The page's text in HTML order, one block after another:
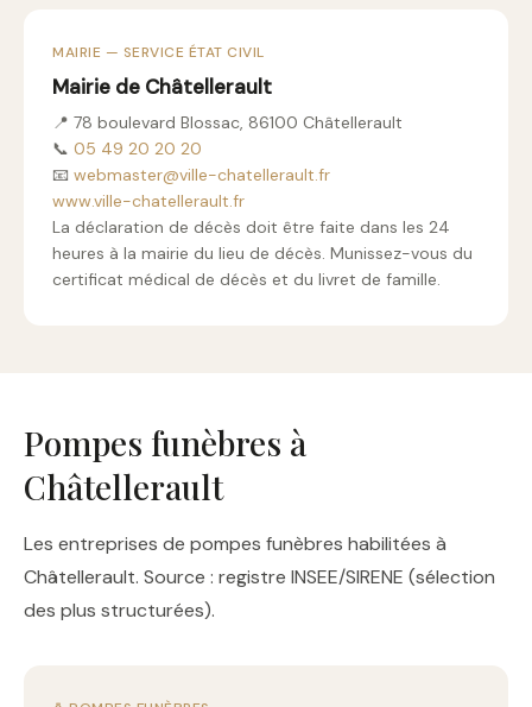
MAIRIE — SERVICE ÉTAT CIVIL
Mairie de Châtellerault
📍 78 boulevard Blossac, 86100 Châtellerault
📞 05 49 20 20 20
📧 webmaster@ville-chatellerault.fr
www.ville-chatellerault.fr
La déclaration de décès doit être faite dans les 24
heures à la mairie du lieu de décès. Munissez-vous du
certificat médical de décès et du livret de famille.
Pompes funèbres à
Châtellerault
Les entreprises de pompes funèbres habilitées à
Châtellerault. Source : registre INSEE/SIRENE (sélection
des plus structurées).